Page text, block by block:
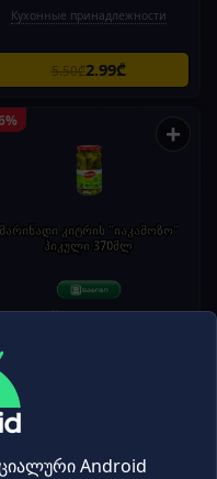
Кухонные принадлежности
5.50₾2.99₾
+
მარინადი კიტრის "იაკამოზო"
პიკული 370მლ
Консервация
Android